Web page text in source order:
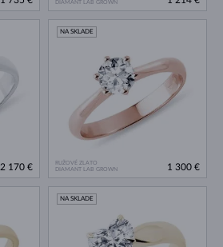
DIAMANT LAB GROWN
2 170 €
RUŽOVÉ ZLATO
DIAMANT LAB GROWN
NA SKLADE
1 300 €
NA SKLADE